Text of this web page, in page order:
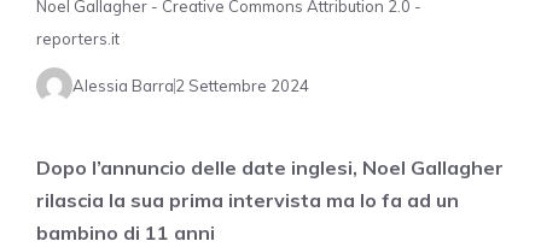
Noel Gallagher - Creative Commons Attribution 2.0 -
reporters.it
Alessia Barra2 Settembre 2024
Dopo l’annuncio delle date inglesi, Noel Gallagher
rilascia la sua prima intervista ma lo fa ad un
bambino di 11 anni